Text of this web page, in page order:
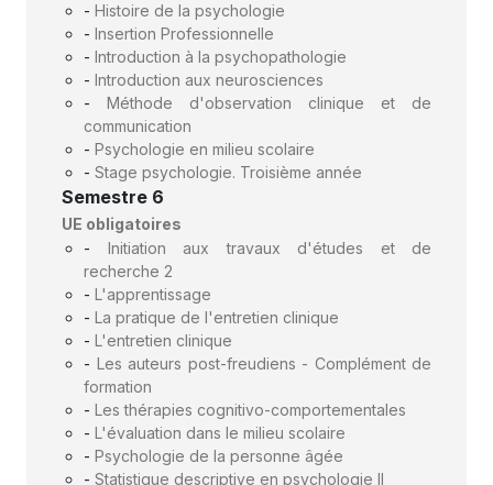
- Histoire de la psychologie
- Insertion Professionnelle
- Introduction à la psychopathologie
- Introduction aux neurosciences
- Méthode d'observation clinique et de
communication
- Psychologie en milieu scolaire
- Stage psychologie. Troisième année
Semestre 6
UE obligatoires
- Initiation aux travaux d'études et de
recherche 2
- L'apprentissage
- La pratique de l'entretien clinique
- L'entretien clinique
- Les auteurs post-freudiens - Complément de
formation
- Les thérapies cognitivo-comportementales
- L'évaluation dans le milieu scolaire
- Psychologie de la personne âgée
- Statistique descriptive en psychologie II